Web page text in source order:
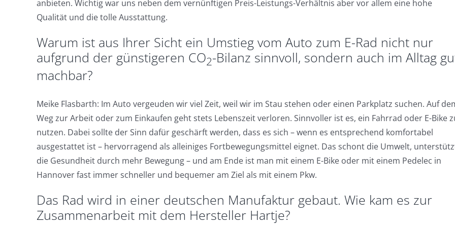
anbieten. Wichtig war uns neben dem vernünftigen Preis-Leistungs-Verhältnis aber vor allem eine hohe
Qualität und die tolle Ausstattung.
Warum ist aus Ihrer Sicht ein Umstieg vom Auto zum E-Rad nicht nur
aufgrund der günstigeren CO2-Bilanz sinnvoll, sondern auch im Alltag
machbar?
Meike Flasbarth: Im Auto vergeuden wir viel Zeit, weil wir im Stau stehen oder einen Parkplatz suchen. Auf
Weg zur Arbeit oder zum Einkaufen geht stets Lebenszeit verloren. Sinnvoller ist es, ein Fahrrad oder E-Bike
nutzen. Dabei sollte der Sinn dafür geschärft werden, dass es sich – wenn es entsprechend komfortabel
ausgestattet ist – hervorragend als alleiniges Fortbewegungsmittel eignet. Das schont die Umwelt,
die Gesundheit durch mehr Bewegung – und am Ende ist man mit einem E-Bike oder mit einem Pedelec in
Hannover fast immer schneller und bequemer am Ziel als mit einem Pkw.
Das Rad wird in einer deutschen Manufaktur gebaut. Wie kam es zur
Zusammenarbeit mit dem Hersteller Hartje?